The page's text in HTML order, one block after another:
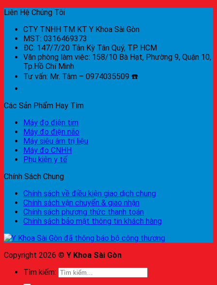
Liên Hệ Chúng Tôi
CTY TNHH TM KT Y Khoa Sài Gòn
MST: 0316469373
ĐC: 147/7/20 Tân Kỳ Tân Quý, TP. HCM
Văn phòng làm việc: 158/10 Bà Hạt, Phường 9, Quận 10,
Tp.Hồ Chí Minh
Tư vấn: Mr. Tâm – 0974035509 ☎️
Các Sản Phẩm Hay Tìm
Máy đo điện tim
Máy đo điện não
Máy siêu âm trị liệu
Máy đo CNHH
Phụ kiện y tế
Chính Sách Chung
Chính sách về điều kiện giao dịch chung
Chính sách vận chuyển & giao nhận
Chính sách phương thức thanh toán
Chính sách bảo mật thông tin khách hàng
Copyright 2026 © Y Khoa Sài Gòn
Tìm kiếm: